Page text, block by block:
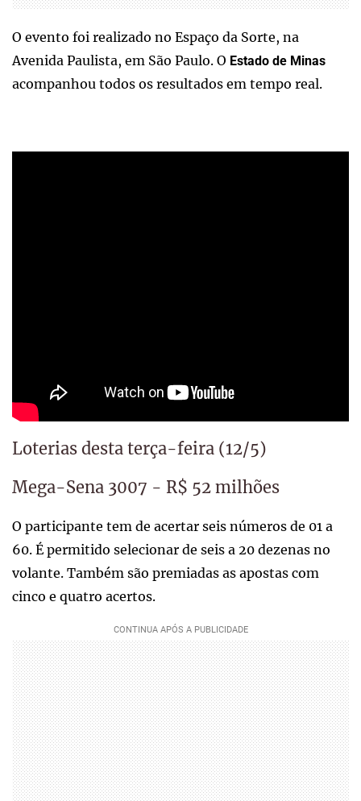
O evento foi realizado no Espaço da Sorte, na
Avenida Paulista, em São Paulo. O Estado de Minas
acompanhou todos os resultados em tempo real.
Loterias desta terça-feira (12/5)
Mega-Sena 3007 - R$ 52 milhões
O participante tem de acertar seis números de 01 a
60. É permitido selecionar de seis a 20 dezenas no
volante. Também são premiadas as apostas com
cinco e quatro acertos.